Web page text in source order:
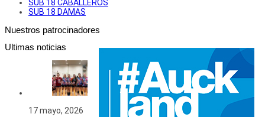
SUB 18 CABALLEROS
SUB 18 DAMAS
Nuestros patrocinadores
Ultimas noticias
17 mayo, 2026